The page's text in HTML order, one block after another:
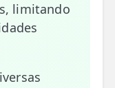
limitando